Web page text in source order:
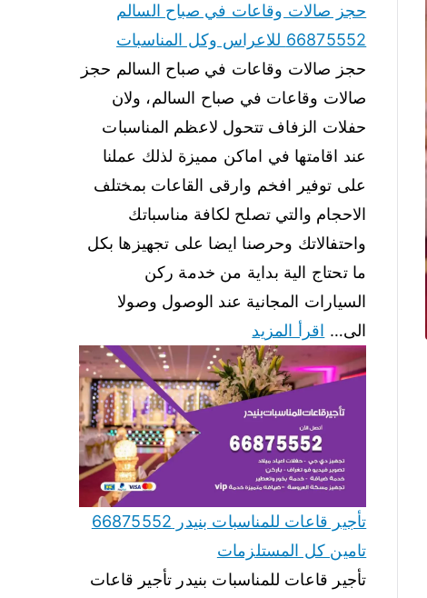
حجز صالات وقاعات في صباح السالم
66875552 للاعراس وكل المناسبات
حجز صالات وقاعات في صباح السالم حجز
صالات وقاعات في صباح السالم، ولان
حفلات الزفاف تتحول لاعظم المناسبات
عند اقامتها في اماكن مميزة لذلك عملنا
على توفير افخم وارقى القاعات بمختلف
الاحجام والتي تصلح لكافة مناسباتك
واحتفالاتك وحرصنا ايضا على تجهيزها بكل
ما تحتاج الية بداية من خدمة ركن
السيارات المجانية عند الوصول وصولا
الى… اقرأ المزيد
تأجير قاعات للمناسبات بنيدر 66875552
تامين كل المستلزمات
تأجير قاعات للمناسبات بنيدر تأجير قاعات